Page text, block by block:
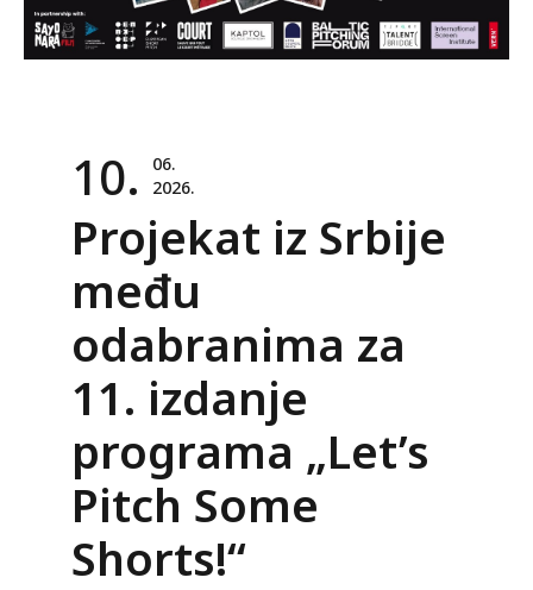
10.
06.
2026.
Projekat iz Srbije
među
odabranima za
11. izdanje
programa „Let’s
Pitch Some
Shorts!“